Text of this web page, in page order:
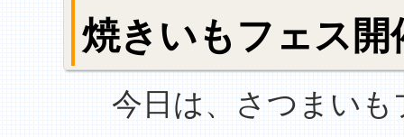
焼きいもフェス開
今日は、さつまいも